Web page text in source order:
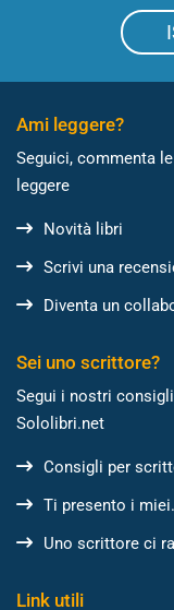
Ami leggere?
Seguici, commenta
leggere
Novità libri
Scrivi una
Diventa un
Sei uno scrittore?
Segui i nostri
Sololibri.net
Consigli per
Ti presento i
Uno scrittore ci
Link utili